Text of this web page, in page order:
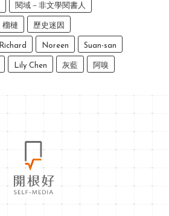
閱域－非文學閱書人
榴槤 歷史迷因
Richard Noreen Suan-san
Lily Chen 灰藍 阿嗅